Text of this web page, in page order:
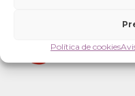
Política de cookies